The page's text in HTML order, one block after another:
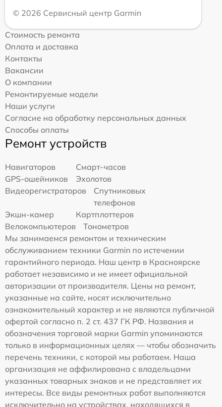
© 2026 Сервисный центр Garmin
Стоимость ремонта
Оплата и доставка
Контакты
Вакансии
О компании
Ремонтируемые модели
Наши услуги
Согласие на обработку персональных данных
Способы оплаты
Ремонт устройств
Навигаторов
Смарт-часов
GPS-ошейников
Эхолотов
Видеорегистраторов
Спутниковых
телефонов
Экшн-камер
Картплоттеров
Велокомпьютеров
Тонометров
Мы занимаемся ремонтом и техническим
обслуживанием техники Garmin по истечении
гарантийного периода. Наш центр в Красноярске
работает независимо и не имеет официальной
авторизации от производителя. Цены на ремонт,
указанные на сайте, носят исключительно
ознакомительный характер и не являются публичной
офертой согласно п. 2 ст. 437 ГК РФ. Названия и
обозначения торговой марки Garmin упоминаются
только в информационных целях — чтобы обозначить
перечень техники, с которой мы работаем. Наша
организация не аффилирована с владельцами
указанных товарных знаков и не представляет их
интересы. Все виды ремонтных работ выполняются
исключительно на устройствах, находящихся в